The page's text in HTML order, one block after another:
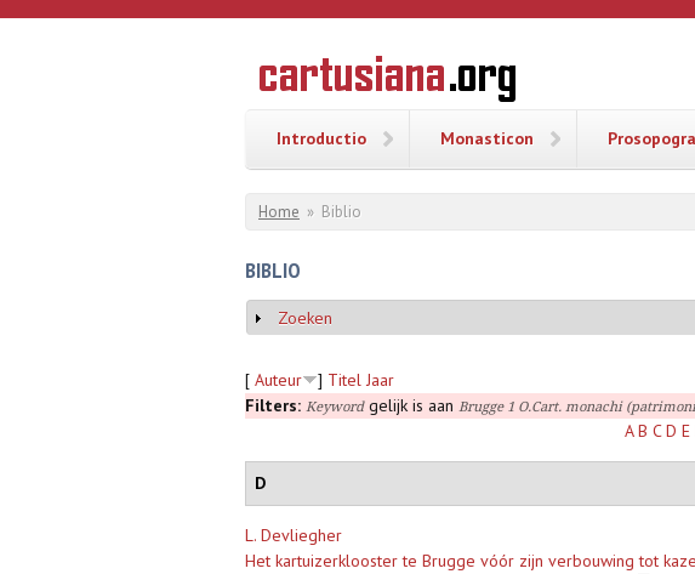
Overslaan en naar de inhoud gaan
CARTUSIANA
Geschiedenis
van de
Introductio Monasticon
U bent hier
Home » Biblio
BIBLIO
Weergeven
Zoeken
[ Auteur ] Titel Jaar
Filters: Keywordgelijk is aan Brugge 1 O.Cart. monachi
A B C D E
D
L. Devliegher
Het kartuizerklooster te Brugge vóór zijn verbouwing tot